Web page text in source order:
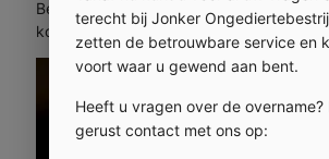
Bedwantsen zijn parasieten die ‘s
komen om zich te voeden van bloed.
terecht bij Jonker
zetten de betrouwbare service en
voort waar u gewend aan bent.
Heeft u vragen over de overname?
gerust contact met ons op: